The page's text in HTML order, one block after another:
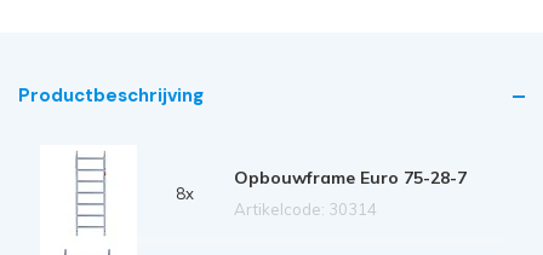
Productbeschrijving
8x
Opbouwframe Euro 75-28-7
Artikelcode: 30314